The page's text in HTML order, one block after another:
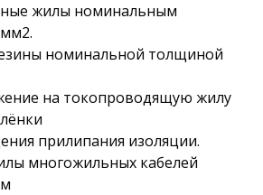
жилы номинальным
номинальной толщиной
на токопроводящую жилу
прилипания изоляции.
многожильных кабелей